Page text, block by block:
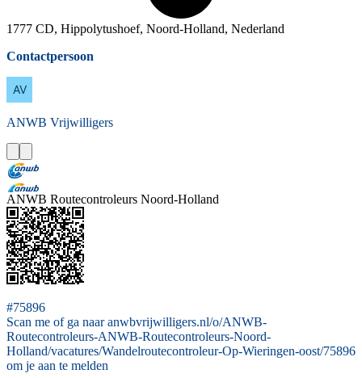
1777 CD, Hippolytushoef, Noord-Holland, Nederland
Contactpersoon
ANWB Vrijwilligers
ANWB Routecontroleurs Noord-Holland
#75896
Scan me of ga naar anwbvrijwilligers.nl/o/ANWB-
Routecontroleurs-ANWB-Routecontroleurs-Noord-
Holland/vacatures/Wandelroutecontroleur-Op-Wieringen-oost/75896
om je aan te melden